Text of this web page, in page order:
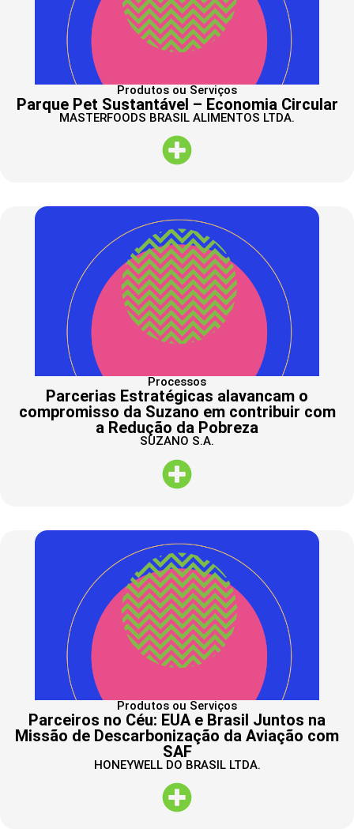
Produtos ou Serviços
Parque Pet Sustantável – Economia Circular
MASTERFOODS BRASIL ALIMENTOS LTDA.
Processos
Parcerias Estratégicas alavancam o
compromisso da Suzano em contribuir com
a Redução da Pobreza
SUZANO S.A.
Produtos ou Serviços
Parceiros no Céu: EUA e Brasil Juntos na
Missão de Descarbonização da Aviação com
SAF
HONEYWELL DO BRASIL LTDA.